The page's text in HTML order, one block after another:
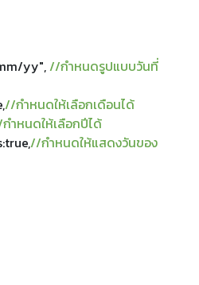
yy",//กำหนดรูปแบบวันที่
//กำหนดให้เลือกเดือนได้
ำหนดให้เลือกปีได้
//กำหนดให้แสดงวันของ